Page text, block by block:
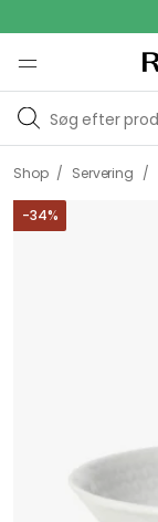
Shop / Servering /
-34%